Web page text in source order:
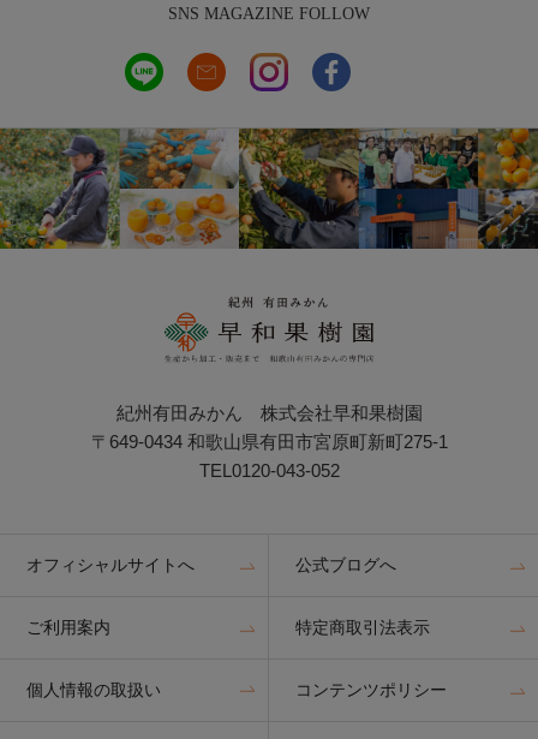
SNS MAGAZINE FOLLOW
紀州有田みかん 株式会社早和果樹園
〒649-0434 和歌山県有田市宮原町新町275-1
TEL0120-043-052
オフィシャルサイトへ 公式ブログへ
ご利用案内 特定商取引法表示
個人情報の取扱い コンテンツポリシー